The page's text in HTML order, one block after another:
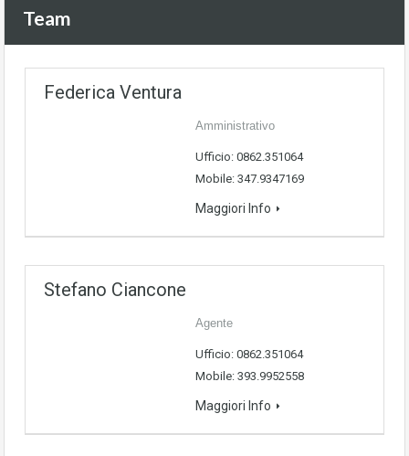
Team
Federica Ventura
Amministrativo
Ufficio: 0862.351064
Mobile: 347.9347169
Maggiori Info
Stefano Ciancone
Agente
Ufficio: 0862.351064
Mobile: 393.9952558
Maggiori Info